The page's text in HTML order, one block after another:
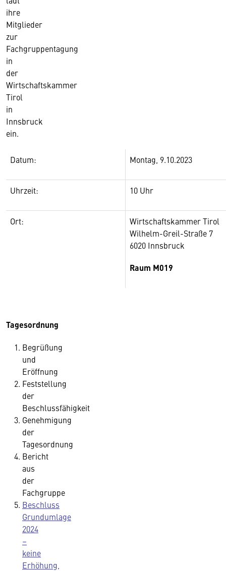
ihre
Mitglieder
zur
Fachgruppentagung
in
der
Wirtschaftskammer
Tirol
in
Innsbruck
ein.
Datum: Montag, 9.10.2023
Uhrzeit: 10 Uhr
Ort:
Wirtschaftskammer Tirol
Wilhelm-Greil-Straße 7
6020 Innsbruck
Raum M019
Tagesordnung
Begrüßung
und
Eröffnung
Feststellung
der
Beschlussfähigkeit
Genehmigung
der
Tagesordnung
Bericht
aus
der
Fachgruppe
Beschluss
Grundumlage
2024
–
keine
Erhöhung,